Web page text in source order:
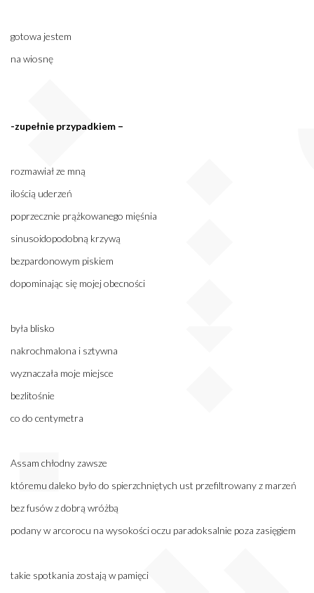
gotowa jestem
na wiosnę
-zupełnie przypadkiem –
rozmawiał ze mną
ilością uderzeń
poprzecznie prążkowanego mięśnia
sinusoidopodobną krzywą
bezpardonowym piskiem
dopominając się mojej obecności
była blisko
nakrochmalona i sztywna
wyznaczała moje miejsce
bezlitośnie
co do centymetra
Assam chłodny zawsze
któremu daleko było do spierzchniętych ust przefiltrowany z marzeń
bez fusów z dobrą wróżbą
podany w arcorocu na wysokości oczu paradoksalnie poza zasięgiem
takie spotkania zostają w pamięci